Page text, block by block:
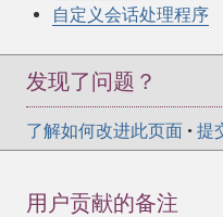
自定义会话处理程序
发现了问题？
了解如何改进此页面 • 提
用户贡献的备注